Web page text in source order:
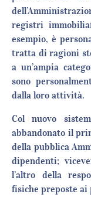
registri
esempio, è
tratta di ragioni
a un’ampia
sono
dalla loro attività.
Col nuovo
abbandonato il
della pubblica
dipendenti;
l’altro della
fisiche preposte